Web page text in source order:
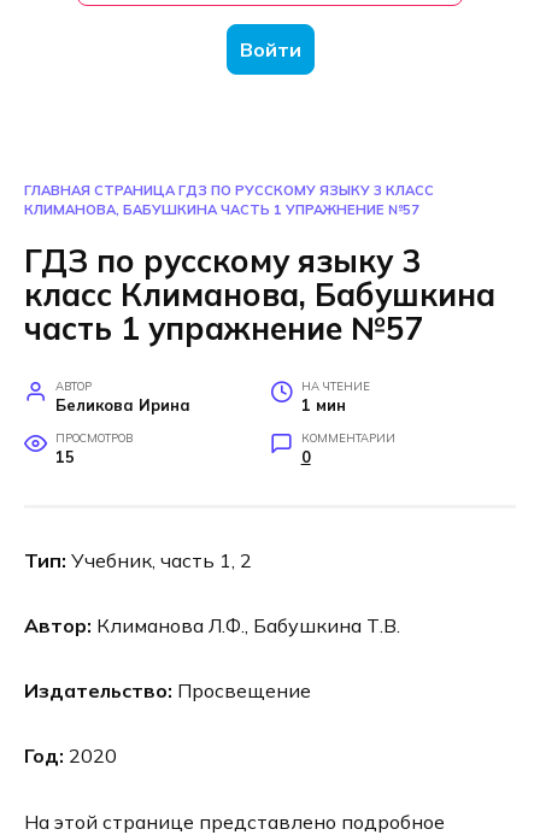
Войти
ГЛАВНАЯ СТРАНИЦА ГДЗ ПО РУССКОМУ ЯЗЫКУ 3 КЛАСС
КЛИМАНОВА, БАБУШКИНА ЧАСТЬ 1 УПРАЖНЕНИЕ №57
ГДЗ по русскому языку 3
класс Климанова, Бабушкина
часть 1 упражнение №57
АВТОР
Беликова Ирина
НА ЧТЕНИЕ
1 мин
ПРОСМОТРОВ
15
КОММЕНТАРИИ
0
Тип: Учебник, часть 1, 2
Автор: Климанова Л.Ф., Бабушкина Т.В.
Издательство: Просвещение
Год: 2020
На этой странице представлено подробное